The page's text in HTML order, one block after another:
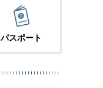
パスポート